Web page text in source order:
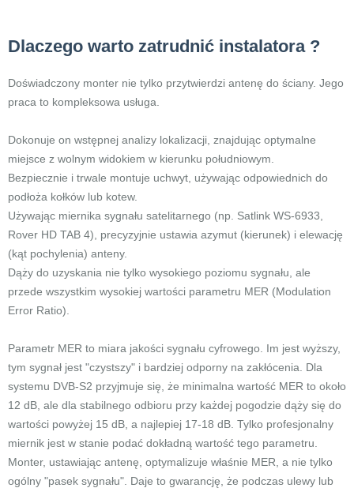
Dlaczego warto zatrudnić instalatora ?
Doświadczony monter nie tylko przytwierdzi antenę do ściany. Jego
praca to kompleksowa usługa.
Dokonuje on wstępnej analizy lokalizacji, znajdując optymalne
miejsce z wolnym widokiem w kierunku południowym.
Bezpiecznie i trwale montuje uchwyt, używając odpowiednich do
podłoża kołków lub kotew.
Używając miernika sygnału satelitarnego (np. Satlink WS-6933,
Rover HD TAB 4), precyzyjnie ustawia azymut (kierunek) i elewację
(kąt pochylenia) anteny.
Dąży do uzyskania nie tylko wysokiego poziomu sygnału, ale
przede wszystkim wysokiej wartości parametru MER (Modulation
Error Ratio).
Parametr MER to miara jakości sygnału cyfrowego. Im jest wyższy,
tym sygnał jest "czystszy" i bardziej odporny na zakłócenia. Dla
systemu DVB-S2 przyjmuje się, że minimalna wartość MER to około
12 dB, ale dla stabilnego odbioru przy każdej pogodzie dąży się do
wartości powyżej 15 dB, a najlepiej 17-18 dB. Tylko profesjonalny
miernik jest w stanie podać dokładną wartość tego parametru.
Monter, ustawiając antenę, optymalizuje właśnie MER, a nie tylko
ogólny "pasek sygnału". Daje to gwarancję, że podczas ulewy lub